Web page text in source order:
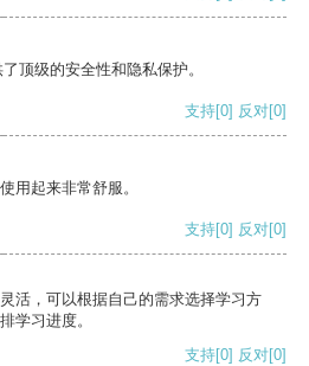
顶级的安全性和隐私保护。
支持[0] 反对[0]
用起来非常舒服。
支持[0] 反对[0]
活，可以根据自己的需求选择学习方
学习进度。
支持[0] 反对[0]